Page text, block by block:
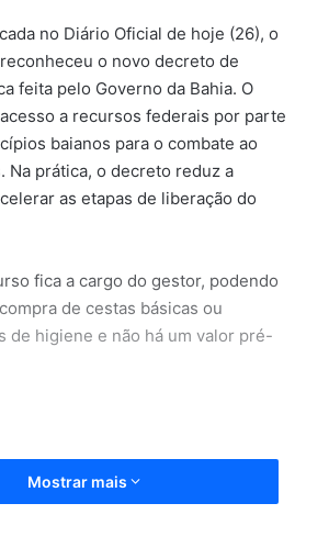
no Diário Oficial de hoje (26), o
o novo decreto de
feita pelo Governo da Bahia. O
a recursos federais por parte
baianos para o combate ao
Na prática, o decreto reduz a
as etapas de liberação do
fica a cargo do gestor, podendo
de cestas básicas ou
de higiene e não há um valor pré-
Mostrar mais